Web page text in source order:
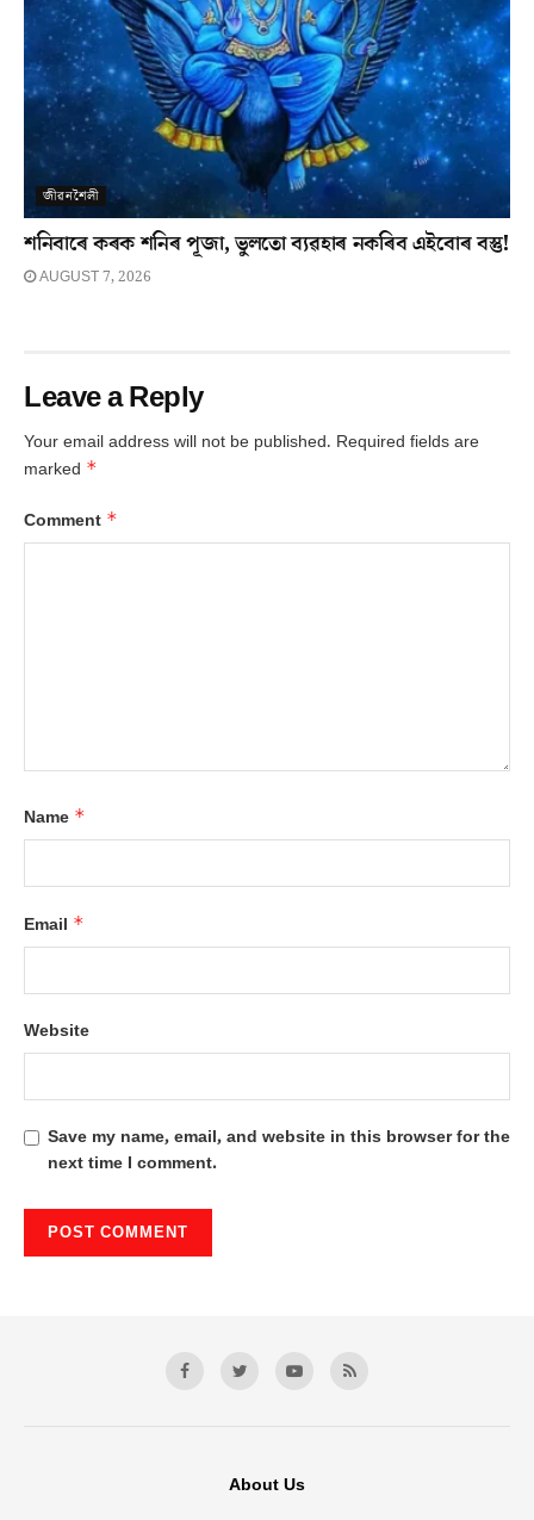
জীৱনশৈলী
শনিবাৰে কৰক শনিৰ পূজা, ভুলতো ব্যৱহাৰ নকৰিব এইবোৰ বস্তু!
AUGUST 7, 2026
Leave a Reply
Your email address will not be published. Required fields are
marked *
Comment *
Name *
Email *
Website
Save my name, email, and website in this browser for the
next time I comment.
About Us